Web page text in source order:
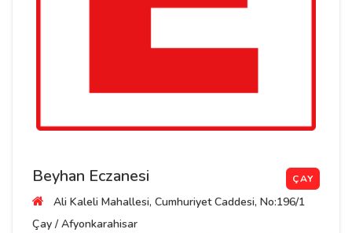
Beyhan Eczanesi ÇAY
Ali Kaleli Mahallesi, Cumhuriyet Caddesi, No:196/1
Çay / Afyonkarahisar